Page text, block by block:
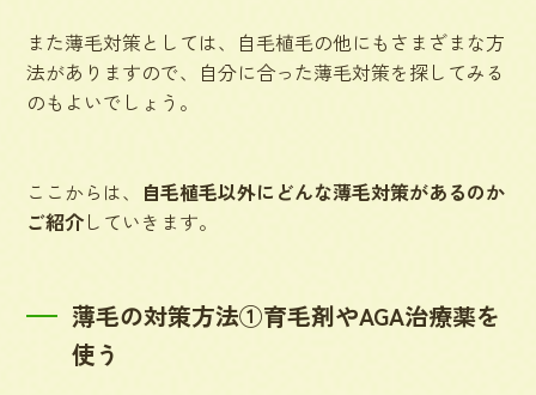
また薄毛対策としては、自毛植毛の他にもさまざまな方
法がありますので、自分に合った薄毛対策を探してみる
のもよいでしょう。
ここからは、
自毛植毛以外にどんな薄毛対策があるのか
ご紹介していきます。
薄毛の対策方法①育毛剤やAGA治療薬を
使う